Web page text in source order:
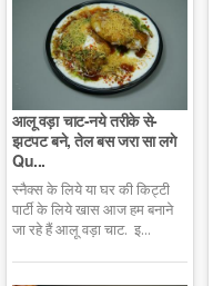
आलू वड़ा चाट-नये तरीके से-
झटपट बने, तेल बस जरा सा लगे
Qu...
स्नैक्स के लिये या घर की किट्टी
पार्टी के लिये खास आज हम बनाने
जा रहे हैं आलू वड़ा चाट. इ...